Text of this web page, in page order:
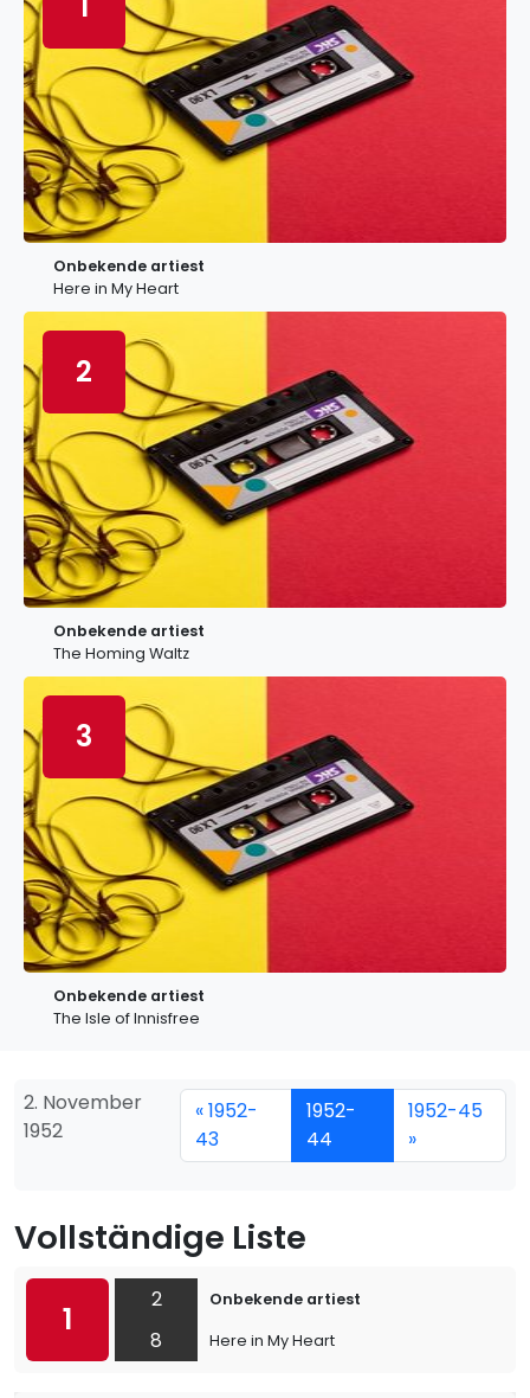
Onbekende artiest
Here in My Heart
2
Onbekende artiest
The Homing Waltz
3
Onbekende artiest
The Isle of Innisfree
2. November
1952
« 1952-
43
1952-
44
1952-45
»
Vollständige Liste
1
2
8
Onbekende artiest
Here in My Heart